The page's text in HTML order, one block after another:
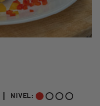
0 TO 30 MIN"
NIVEL:
PRINCIPIANTE